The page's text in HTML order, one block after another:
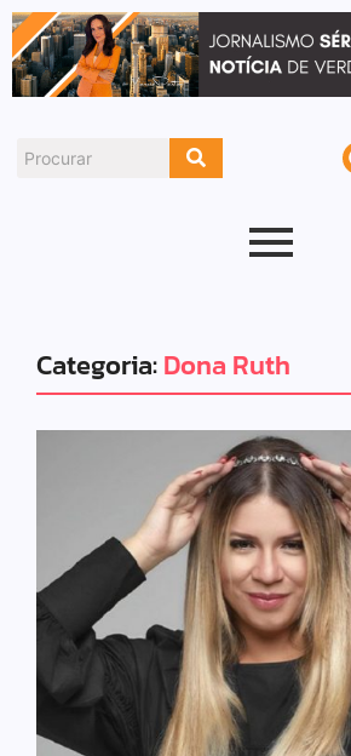
Categoria:Dona Ruth